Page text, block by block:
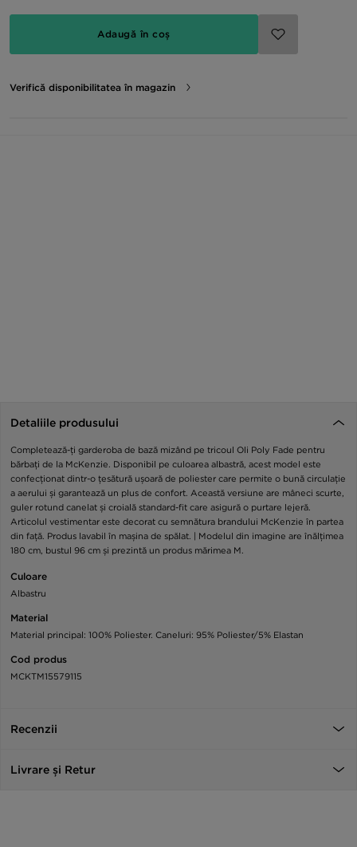
Adaugă în coș
Verifică disponibilitatea în magazin
Detaliile produsului
Completează-ți garderoba de bază mizând pe tricoul Oli Poly Fade pentru
bărbați de la McKenzie. Disponibil pe culoarea albastră, acest model este
confecționat dintr-o țesătură ușoară de poliester care permite o bună circulație
a aerului și garantează un plus de confort. Această versiune are mâneci scurte,
guler rotund canelat și croială standard-fit care asigură o purtare lejeră.
Articolul vestimentar este decorat cu semnătura brandului McKenzie în partea
din față. Produs lavabil în mașina de spălat. | Modelul din imagine are înălțimea
180 cm, bustul 96 cm și prezintă un produs mărimea M.
Culoare
Albastru
Material
Material principal: 100% Poliester. Caneluri: 95% Poliester/5% Elastan
Cod produs
MCKTM15579115
Recenzii
Livrare și Retur